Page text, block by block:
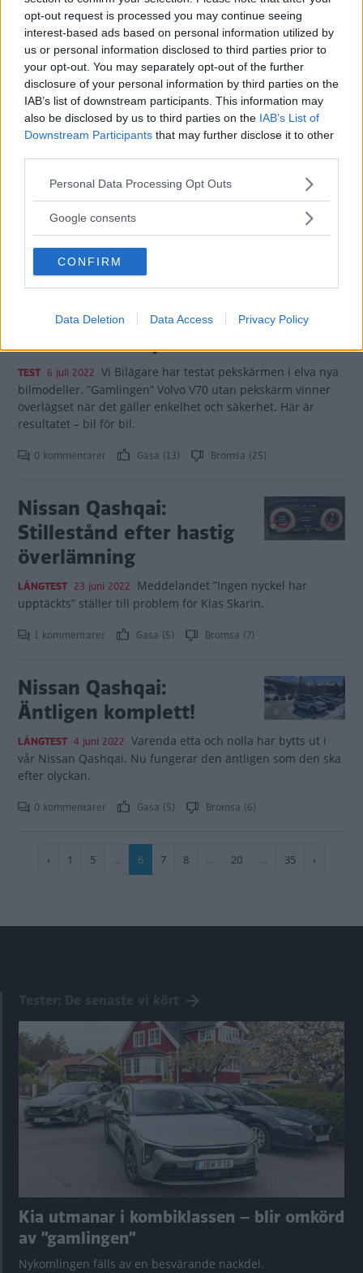
opt-out request is processed you may continue seeing
interest-based ads based on personal information utilized by
us or personal information disclosed to third parties prior to
your opt-out. You may separately opt-out of the further
disclosure of your personal information by third parties on the
IAB’s list of downstream participants. This information may
also be disclosed by us to third parties on the IAB’s List of
Downstream Participants that may further disclose it to other
Please note that this website/app uses one or more Google
not limited to your visit or usage behaviour. You may click to
use your data for below specified purposes in below Google
consent section.
Personal Data Processing Opt Outs
Google consents
CONFIRM
Data Deletion Data Access Privacy Policy
4 kommentarer Gasa (4) Bromsa (10)
Sommartest: Bilarna
som lyckas bäst och
sämst i värmen
LÅNGTEST 12 juli 2022 Sommar, sol och semesterpackning. Vi
åker jorden runt i Sörmland med våra fem långtestbilar. Tre
imponerar, en är påfallande medioker och en favorit viker
oväntat ned sig under press.
Resultatet bil för bil: Så
osäkert är
infotainmentsystemet
TEST 6 juli 2022 Vi Bilägare har testat pekskärmen i elva nya
bilmodeller. ”Gamlingen” Volvo V70 utan pekskärm vinner
överlägset när det gäller enkelhet och säkerhet. Här är
resultatet – bil för bil.
0 kommentarer Gasa (13) Bromsa (25)
Nissan Qashqai:
Stillestånd efter hastig
överlämning
LÅNGTEST 23 juni 2022 Meddelandet ”Ingen nyckel har
upptäckts” ställer till problem för Klas Skarin.
1 kommentarer Gasa (5) Bromsa (7)
Nissan Qashqai:
Äntligen komplett!
LÅNGTEST 4 juni 2022 Varenda etta och nolla har bytts ut i
vår Nissan Qashqai. Nu fungerar den äntligen som den ska
efter olyckan.
0 kommentarer Gasa (5) Bromsa (6)
Paginering
Föregående
‹ Sida
1 Sida
5 …
Nuvarande
6 Sida
7 Sida
8 … Sida
20 … Sida
35
Nästa
›
Kia utmanar i kombiklassen – blir omkörd
av ”gamlingen”
Nykomlingen fälls av en besvärande nackdel.